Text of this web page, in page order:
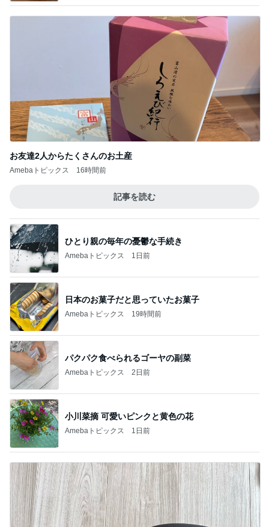
お友達2人からたくさんのお土産
Amebaトピックス 16時間前
記事を読む
ひとり親の毎年の憂鬱な手続き
Amebaトピックス 1日前
日本のお菓子だと思っていたお菓子
Amebaトピックス 19時間前
パクパク食べられるゴーヤの副菜
Amebaトピックス 2日前
小川菜摘 可愛いピンクと黄色の花
Amebaトピックス 1日前